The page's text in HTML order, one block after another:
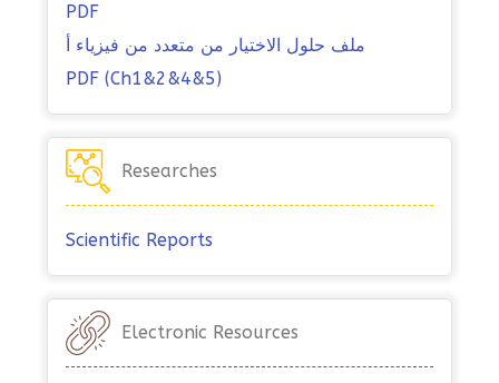
PDF
ملف حلول الاختيار من متعدد من فيزياء أ
(Ch1&2&4&5) PDF
Researches
Scientific Reports
Electronic Resources